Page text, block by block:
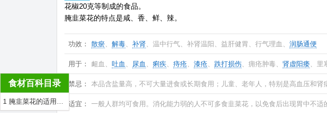
花椒20克等制成的食品。
腌韭菜花的特点是咸、香、鲜、辣。
功效： 散瘀 解毒 补肾 、温中行气、补肾温阳、益肝健胃、行气理血、 润肠通便
用于： 衄血、 吐血 尿血 痢疾 痔疮 漆疮 跌打损伤 、痈疮肿毒、 肾虚阳痿 、
禁忌： 本品含盐量高，不可大量进食或长期食用；儿童、老年人，特别是高血压和肾
适宜： 一般人群均可食用。消化能力弱的人不可多食韭菜花，以免食后出现胃中不适
食材百科目录